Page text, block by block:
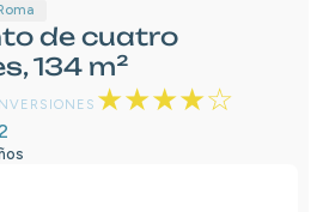
de cuatro
134 m²
★★★★☆